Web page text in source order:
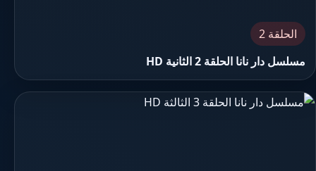
الحلقة 2
مسلسل دار نانا الحلقة 2 الثانية HD